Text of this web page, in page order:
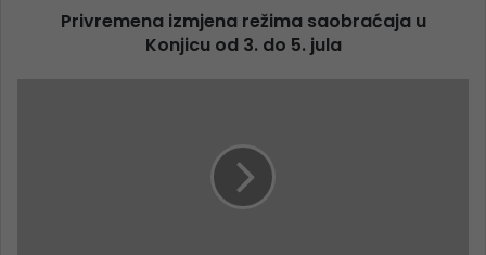
Privremena izmjena režima saobraćaja u
Konjicu od 3. do 5. jula